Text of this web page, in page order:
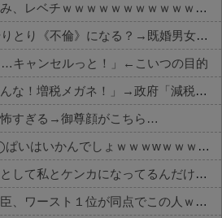
移民ベトナム女達の宅飲み、レベチｗｗｗｗｗｗｗｗｗｗｗｗｗｗｗｗｗｗｗｗｗｗｗｗ
【驚愕】SNSで異性とやりとり《不倫》になる？→既婚男女の約7割がまさかの『こう』回答してしまうw w w w w w w w
キャンセルっと！」←こいつの目的
政府「増税」敵「増税すんな！増税メガネ！」→政府「減税」敵「減税すんな！社会保障どうなる！」
怖すぎる→御尊顔がこちら…
【画像】 16歳でこのお◯ぱいはいかんでしょｗｗｗwｗｗｗｗｗｗｗｗ❤
彼氏が『この車』買おうとして私とケンカになってるんだけどｗｗｗｗｗｗ
日本をダメにした総理大臣、ワースト１位が同点でこの人ｗｗｗｗｗｗ